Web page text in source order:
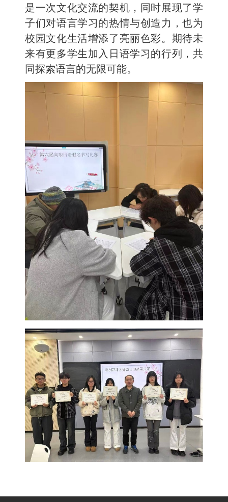
是一次文化交流的契机，同时展现了学
子们对语言学习的热情与创造力，也为
校园文化生活增添了亮丽色彩。期待未
来有更多学生加入日语学习的行列，共
同探索语言的无限可能。